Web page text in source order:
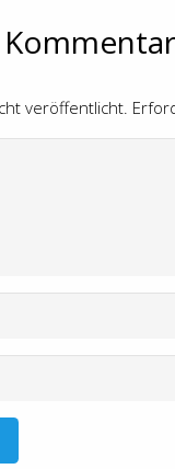
veröffentlicht.